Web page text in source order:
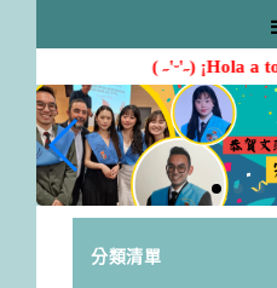
( ˶'ᵕ'˶) ¡Hola a
分類清單